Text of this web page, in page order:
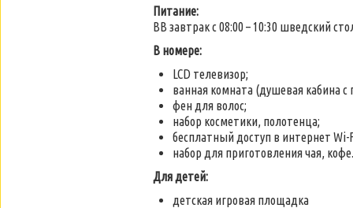
Питание:
BB завтрак с 08:00 – 10:30 шведский
В номере:
LCD телевизор;
ванная комната (душевая кабина с
фен для волос;
набор косметики, полотенца;
бесплатный доступ в интернет Wi-
набор для приготовления чая, кофе.
Для детей:
детская игровая площадка